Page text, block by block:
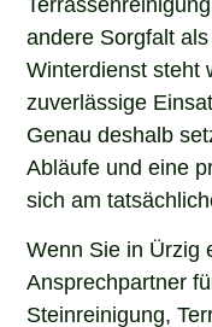
andere Sorgfalt
Winterdienst steht
zuverlässige
Genau deshalb
Abläufe und eine
sich am
Wenn Sie in Ürzig
Ansprechpartner
Steinreinigung,